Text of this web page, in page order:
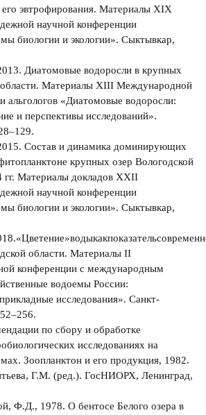
его эвтрофирования. Материалы XIX
научной конференции
биологии и экологии». Сыктывкар,
Диатомовые водоросли в крупных
области. Материалы XIII Международной
альгологов «Диатомовые водоросли:
и перспективы исследований».
Состав и динамика доминирующих
крупных озер Вологодской
гг. Материалы докладов XXII
научной конференции
биологии и экологии». Сыктывкар,
области. Материалы II
конференции с международным
водоемы России:
исследования». Санкт-
по сбору и обработке
исследованиях на
Зоопланктон и его продукция, 1982.
Г.М. (ред.). ГосНИОРХ, Ленинград,
Ф.Д., 1978. О бентосе Белого озера в